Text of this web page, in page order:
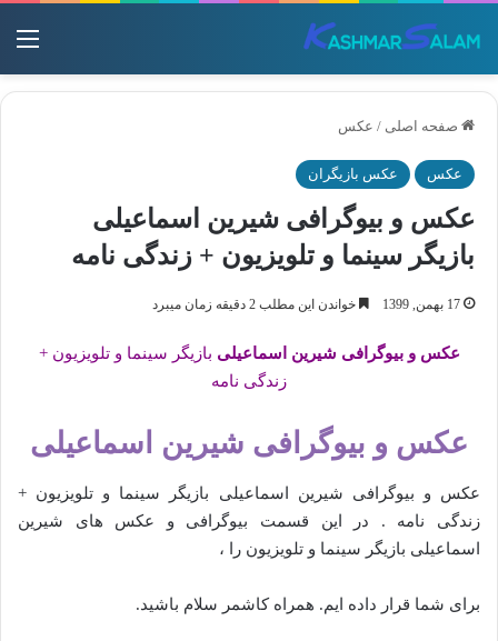
صفحه اصلی / عکس
عکس عکس بازیگران
عکس و بیوگرافی شیرین اسماعیلی
بازیگر سینما و تلویزیون + زندگی نامه
17 بهمن, 1399 خواندن این مطلب 2 دقیقه زمان میبرد
عکس و بیوگرافی شیرین اسماعیلی بازیگر سینما و تلویزیون +
زندگی نامه
عکس و بیوگرافی شیرین اسماعیلی
عکس و بیوگرافی شیرین اسماعیلی بازیگر سینما و تلویزیون +
زندگی نامه . در این قسمت بیوگرافی و عکس های شیرین
اسماعیلی بازیگر سینما و تلویزیون را ،
برای شما قرار داده ایم. همراه کاشمر سلام باشید.